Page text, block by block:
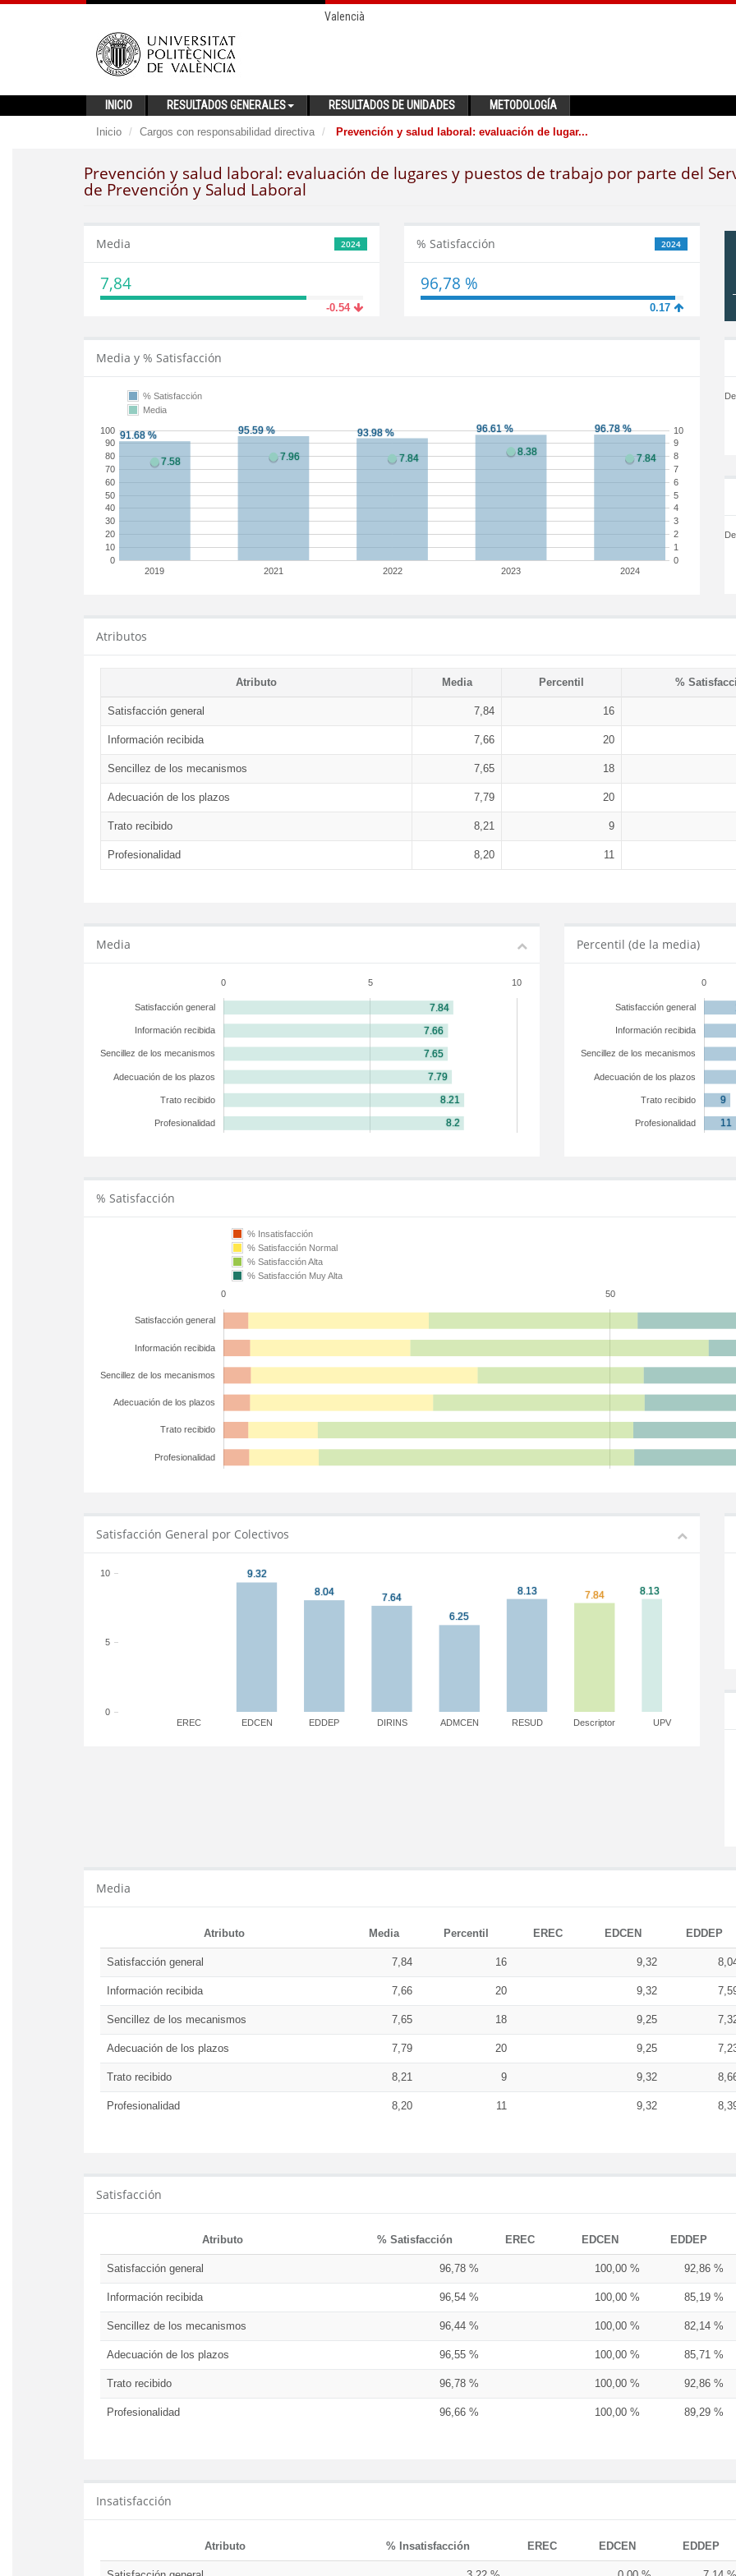
Valencià
INICIO RESULTADOS GENERALES RESULTADOS DE UNIDADES METODOLOGÍA
Inicio Cargos con responsabilidad directiva Prevención y salud laboral: evaluación de lugar...
Prevención y salud laboral: evaluación de lugares y puestos de trabajo por parte del
de Prevención y Salud Laboral
2024
Media
7,84
-0.54
2024
% Satisfacción
96,78 %
0.17
Media y % Satisfacción
2019 2021 2022 2023 2024
0
10
20
30
40
50
60
70
80
90
100
0
1
2
3
4
5
6
7
8
9
10
% Satisfacción
Media
Atributos
Atributo Media Percentil %
Satisfacción general 7,84 16
Información recibida 7,66 20
Sencillez de los mecanismos 7,65 18
Adecuación de los plazos 7,79 20
Trato recibido 8,21 9
Profesionalidad 8,20 11
Media
0 5 10
Satisfacción general
Información recibida
Sencillez de los mecanismos
Adecuación de los plazos
Trato recibido
Profesionalidad
Percentil (de la media)
0
Satisfacción general
Información recibida
Sencillez de los mecanismos
Adecuación de los plazos
Trato recibido
Profesionalidad
% Satisfacción
0 50
Satisfacción general
Información recibida
Sencillez de los mecanismos
Adecuación de los plazos
Trato recibido
Profesionalidad
% Insatisfacción
% Satisfacción Normal
% Satisfacción Alta
% Satisfacción Muy Alta
Satisfacción General por Colectivos
EREC EDCEN EDDEP DIRINS ADMCEN RESUD Descriptor UPV
0
5
10
Media
Atributo Media Percentil EREC EDCEN EDDEP
Satisfacción general 7,84 16 9,32
Información recibida 7,66 20 9,32
Sencillez de los mecanismos 7,65 18 9,25
Adecuación de los plazos 7,79 20 9,25
Trato recibido 8,21 9 9,32
Profesionalidad 8,20 11 9,32
Satisfacción
Atributo % Satisfacción EREC EDCEN EDDEP
Satisfacción general 96,78 % 100,00 % 92,86 %
Información recibida 96,54 % 100,00 % 85,19 %
Sencillez de los mecanismos 96,44 % 100,00 % 82,14 %
Adecuación de los plazos 96,55 % 100,00 % 85,71 %
Trato recibido 96,78 % 100,00 % 92,86 %
Profesionalidad 96,66 % 100,00 % 89,29 %
Insatisfacción
Atributo % Insatisfacción EREC EDCEN EDDEP